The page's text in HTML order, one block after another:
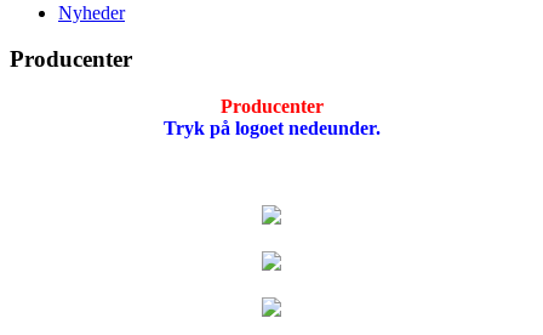
Nyheder
Producenter
Producenter
Tryk på logoet nedeunder.